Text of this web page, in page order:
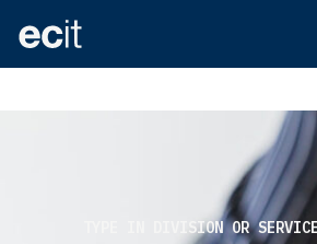
TYPE IN DIVISION OR